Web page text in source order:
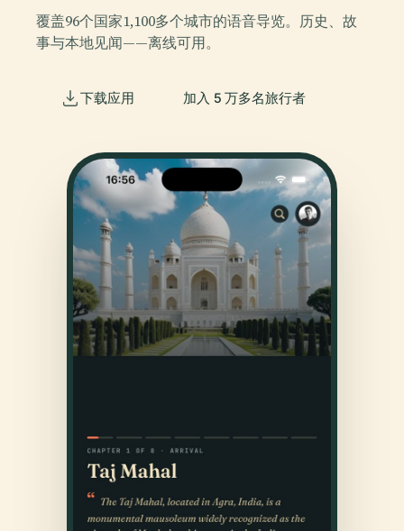
覆盖96个国家1,100多个城市的语音导览。历史、故
事与本地见闻——离线可用。
下载应用 加入 5 万多名旅行者